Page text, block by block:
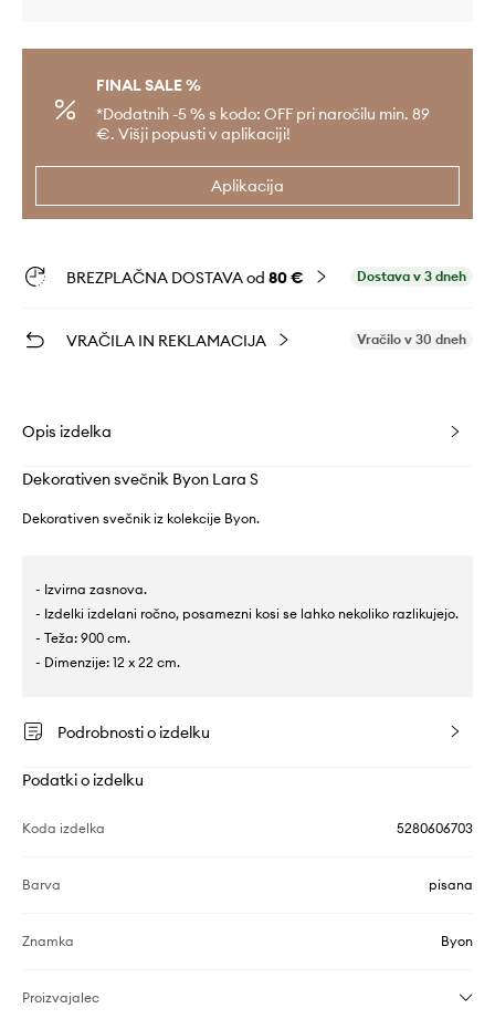
FINAL SALE %
*Dodatnih -5 % s kodo: OFF pri naročilu min. 89
€. Višji popusti v aplikaciji!
Aplikacija
BREZPLAČNA DOSTAVA od 80 € Dostava v 3 dneh
VRAČILA IN REKLAMACIJA Vračilo v 30 dneh
Opis izdelka
Dekorativen svečnik Byon Lara S
Dekorativen svečnik iz kolekcije Byon.
- Izvirna zasnova.
- Izdelki izdelani ročno, posamezni kosi se lahko nekoliko razlikujejo.
- Teža: 900 cm.
- Dimenzije: 12 x 22 cm.
Podrobnosti o izdelku
Podatki o izdelku
Koda izdelka 5280606703
Barva pisana
Znamka Byon
Proizvajalec